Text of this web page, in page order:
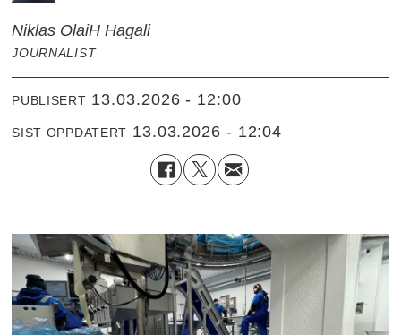
Niklas OlaiH Hagali
JOURNALIST
PUBLISERT 13.03.2026 - 12:00
SIST OPPDATERT 13.03.2026 - 12:04